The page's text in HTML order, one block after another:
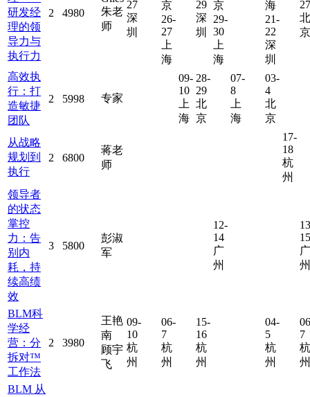
研发经
理的领
导力与
执行力
2 4980
朱老
师
27
深
圳
京
26-
27
上
海
29
深
圳
京
29-
30
上
海
海
21-
22
深
圳
27
北
京
高效执
行：打
造敏捷
团队
2 5998 专家
09-
10
上
海
28-
29
北
京
07-
8
上
海
03-
4
北
京
从战略
规划到
执行
2 6800
蒋老
师
17-
18
杭
州
领导者
的状态
掌控
力：告
别内
耗，持
续高绩
效
3 5800
彭淑
军
12-
14
广
州
15
广
州
BLM科
学经
营：分
拆对™
工作法
2 3980
王艳
南
顾宇
飞
09-
10
杭
州
06-
7
杭
州
15-
16
杭
州
04-
5
杭
州
7
杭
州
BLM 从